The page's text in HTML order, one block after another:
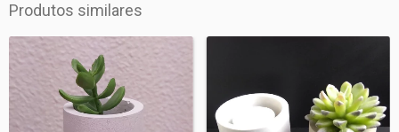
Produtos similares